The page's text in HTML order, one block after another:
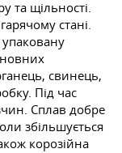
та щільності.
стані.
свинець,
Під час
Сплав добре
збільшується
корозійна